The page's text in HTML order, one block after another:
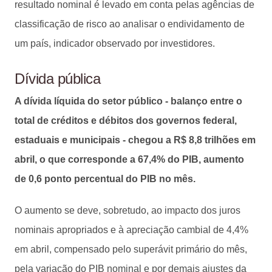
resultado nominal é levado em conta pelas agências de
classificação de risco ao analisar o endividamento de
um país, indicador observado por investidores.
Dívida pública
A dívida líquida do setor público - balanço entre o
total de créditos e débitos dos governos federal,
estaduais e municipais - chegou a R$ 8,8 trilhões em
abril, o que corresponde a 67,4% do PIB, aumento
de 0,6 ponto percentual do PIB no mês.
O aumento se deve, sobretudo, ao impacto dos juros
nominais apropriados e à apreciação cambial de 4,4%
em abril, compensado pelo superávit primário do mês,
pela variação do PIB nominal e por demais ajustes da